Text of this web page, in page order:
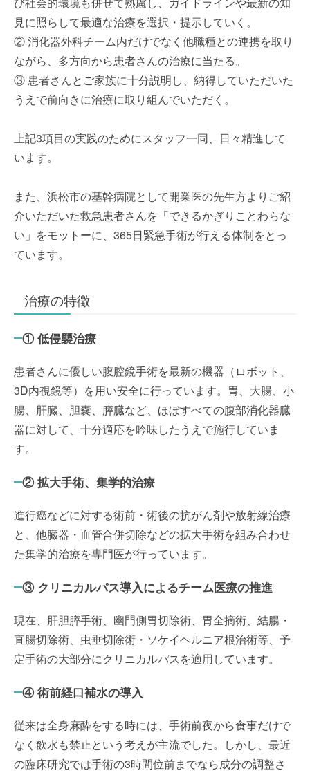
見に照らして最適な治療を選択・提示していく。
② 消化器外科チーム内だけでなく他職種との連携を取り
ながら、多方向から患者さんの治療に当たる。
③ 患者さんとご家族に十分説明し、納得していただいた
うえで前向きに治療に取り組んでいただく。
上記3項目の実践のためにスタッフ一同、日々精進して
います。
また、浜松市の基幹病院として開業医の先生方よりご紹
介いただいた救急患者さんを「できるかぎりことわらな
い」をモットーに、365日緊急手術が行える体制をとっ
ています。
治療の特徴
① 低侵襲治療
患者さんに優しい腹腔鏡手術を最新の機器（ロボット、
3D内視鏡等）を用い安全に行っています。胃、大腸、小
腸、肝臓、胆嚢、膵臓など、ほぼすべての腹部消化器臓
器に対して、十分適応を吟味したうえで施行していま
す。
② 拡大手術、集学的治療
進行癌などに対する術前・術後の抗がん剤や放射線治療
と、他臓器・血管合併切除などの拡大手術を組み合わせ
た集学的治療を専門医が行っています。
③ クリニカルパス導入によるチーム医療の推進
現在、肝胆膵手術、幽門側胃切除術、胃全摘術、結腸・
直腸切除術、虫垂切除術・ソケイヘルニア根治術等、予
定手術の大部分にクリニカルパスを適用しています。
④ 術前経口補水の導入
従来は全身麻酔をする時には、手術前夜から食事だけで
なく飲水も禁止という考えが主流でした。しかし、最近
の臨床研究では手術の3時間位前までなら成分の調整さ